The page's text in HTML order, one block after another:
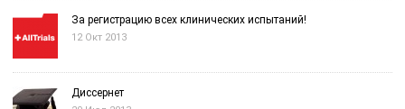
За регистрацию всех клинических испытаний!
12 Окт 2013
Диссернет